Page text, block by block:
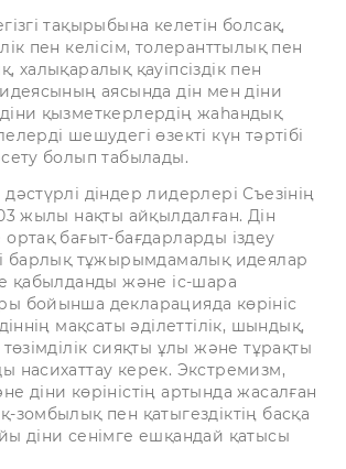
тақырыбына келетін болсақ,
пен келісім, толеранттылық пен
халықаралық қауіпсіздік пен
аясында дін мен діни
қызметкерлердің жаһандық
шешудегі өзекті күн тәртібі
болып табылады.
діндер лидерлері Съезінің
жылы нақты айқылдалған. Дін
бағыт-бағдарларды іздеу
барлық тұжырымдамалық идеялар
қабылданды және іс-шара
бойынша декларацияда көрініс
мақсаты әділеттілік, шындық,
сияқты ұлы және тұрақты
насихаттау керек. Экстремизм,
діни көріністің артында жасалған
зомбылық пен қатыгездіктің басқа
діни сенімге ешқандай қатысы